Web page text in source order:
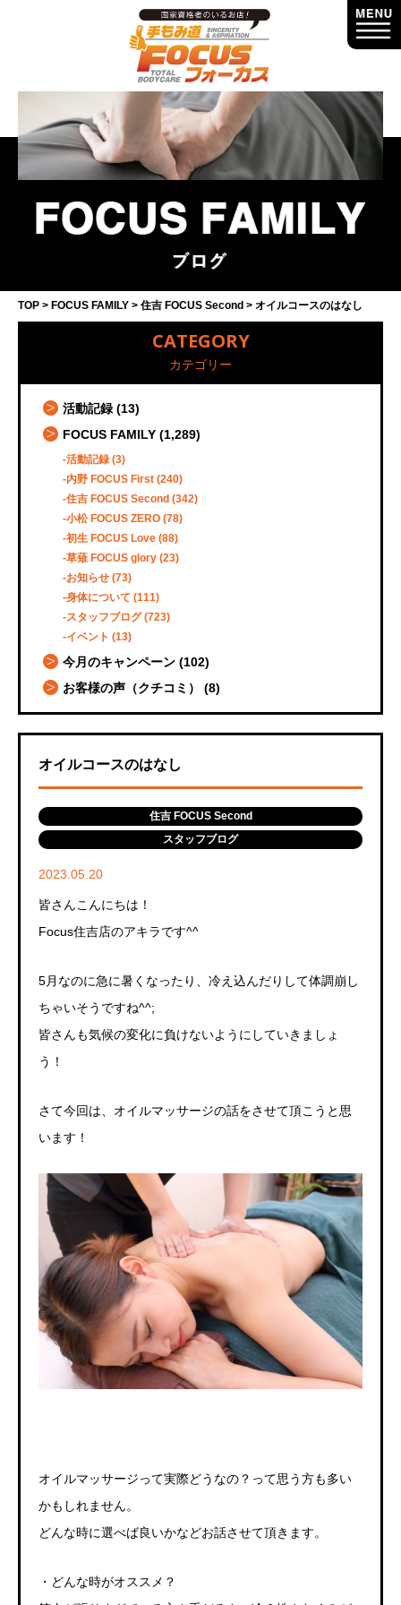
TOP FOCUS FAMILY 住吉 FOCUS Second オイルコースのはなし
CATEGORY
カテゴリー
活動記録 (13)
FOCUS FAMILY (1,289)
活動記録 (3)
内野 FOCUS First (240)
住吉 FOCUS Second (342)
小松 FOCUS ZERO (78)
初生 FOCUS Love (88)
草薙 FOCUS glory (23)
お知らせ (73)
身体について (111)
スタッフブログ(723)
イベント (13)
今月のキャンペーン (102)
お客様の声（クチコミ）
(8)
オイルコースのはなし
住吉 FOCUS Second
スタッフブログ
2023.05.20
皆さんこんにちは！
Focus住吉店のアキラです^^
5月なのに急に暑くなったり、冷え込んだりして体調崩し
ちゃいそうですね^^;
皆さんも気候の変化に負けないようにしていきましょ
う！
さて今回は、オイルマッサージの話をさせて頂こうと思
います！
オイルマッサージって実際どうなの？って思う方も多い
かもしれません。
どんな時に選べば良いかなどお話させて頂きます。
・どんな時がオススメ？